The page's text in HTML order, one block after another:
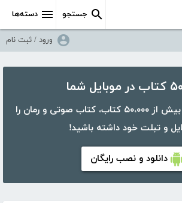
دسته‌ها جستجو
ورود / ثبت نام
شما
با اپلیکیشن کتابراه، بیش از ۵۰،۰۰۰ کتاب، کتاب صوتی و رمان را
و تبلت خود داشته باشید!
دانلود و نصب رایگان